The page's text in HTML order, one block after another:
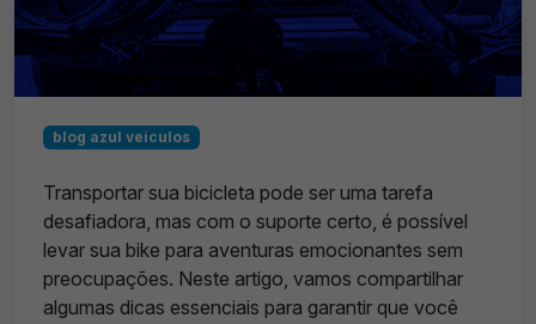
blog azul veiculos
Transportar sua bicicleta pode ser uma tarefa
desafiadora, mas com o suporte certo, é possível
levar sua bike para aventuras emocionantes sem
preocupações. Neste artigo, vamos compartilhar
algumas dicas essenciais para garantir que você